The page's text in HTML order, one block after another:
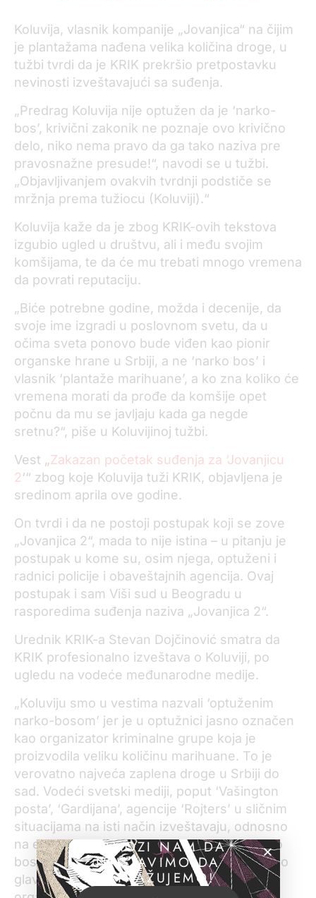
Koluvija, vlasnik kompanije „Jovanjica“ na čijim
je plantažama nađena velika količina droge, u
tužbi tvrdi da je KRIK prekršio pretpostavku
nevinosti izveštavajući sa suđenja.
„Predrag Koluvija nije optužen da je ‘narko-
bos’, krivični zakonik ne poznaje ovo krivično
delo, niko nema pravo da ga tako naziva pre
pravosnažne presude!“, navodi se u tužbi.
„Objavljivanjem ovakvih tvrdnji podstiče se
mržnja prema tužiocu (Koluviji).“
Koluvija kaže da je zbog KRIK-ovih tekstova
izgubio ugled u društvu, ali i među svojim
komšijama, te da će mu trebati mnogo vremena
da povrati reputaciju.
„Biće potrebne godine, možda i decenije, da
svoje ime izgradi u poslovnom svetu, da u
očima sveta ponovo bude viđen kao pionir
organske hrane u Srbiji, a ne ‘narko bos’ i
vlasnik ‘plantaže marihuane’, a ko zna koliko će
vremena morati da prođe da komšije opet
počnu da mu se javljaju kada ga negde
sretnu?“, piše u Koluvijinoj tužbi.
Vest „Zakazan početak suđenja za ‘Jovanjicu
2‘“ zbog koje Koluvija tuži KRIK, objavljena je
sredinom aprila ove godine.
On tvrdi i da ne postoji postupak koji se zove
„Jovanjica 2“, mada to nije istina – u pitanju je
postupak u kome su, osim njega, optuženi i
radnici policije i obaveštajnih agencija. Ovaj
postupak i sam Viši sud u Beogradu u
rasporedima suđenja naziva „Jovanjica 2“.
Urednik KRIK-a Stevan Dojčinović smatra da
KRIK profesionalno izveštava o Koluviji, po
ugledu na vodeće međunarodne medije.
„Koluviju smo u vestima nazvali ‘optuženim
narko-bosom’ jer je u optužnici jasno označen
kao organizator kriminalne grupe koja je
proizvodila veliku količinu marihuane. To je
verovatno najveća zaplena droge u Srbiji do
sad. Vodeći svetski mediji, poput ‘Vašington
posta’, ‘Gardijana’, agencije ‘Rojters’ u sličnim
situacijama na isti način izveštavaju, odnosno
na engleskom koriste izraze „accused narco
boss“ ili „accused crime boss“ izveštavajući o
glavnooptuženima u ključnim suđenjima za
POMOZI NAM DA
NASTAVIMO DA
ISTRAŽUJEMO!